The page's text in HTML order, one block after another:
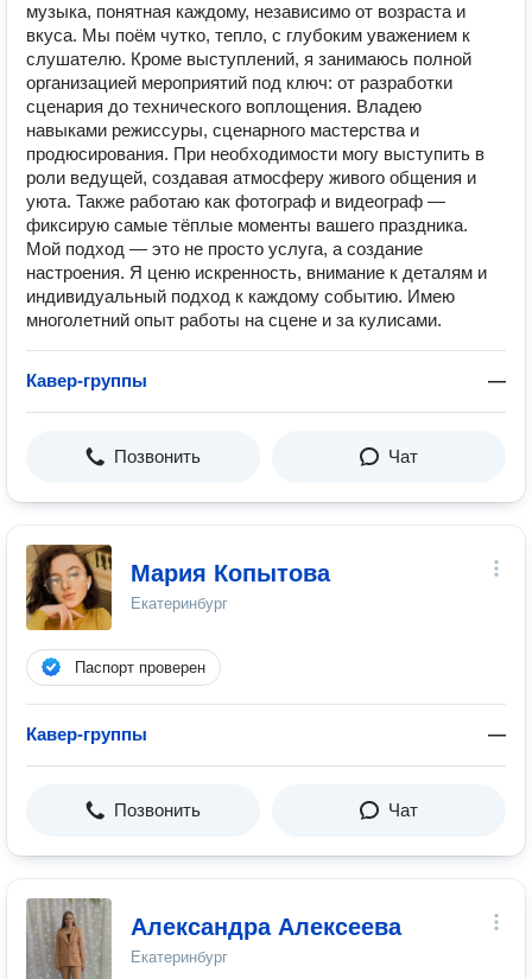
музыка, понятная каждому, независимо от возраста и
вкуса. Мы поём чутко, тепло, с глубоким уважением к
слушателю. Кроме выступлений, я занимаюсь полной
организацией мероприятий под ключ: от разработки
сценария до технического воплощения. Владею
навыками режиссуры, сценарного мастерства и
продюсирования. При необходимости могу выступить в
роли ведущей, создавая атмосферу живого общения и
уюта. Также работаю как фотограф и видеограф —
фиксирую самые тёплые моменты вашего праздника.
Мой подход — это не просто услуга, а создание
настроения. Я ценю искренность, внимание к деталям и
индивидуальный подход к каждому событию. Имею
многолетний опыт работы на сцене и за кулисами.
Кавер-группы —
Позвонить Чат
Мария Копытова
Екатеринбург
Паспорт проверен
Кавер-группы —
Позвонить Чат
Александра Алексеева
Екатеринбург